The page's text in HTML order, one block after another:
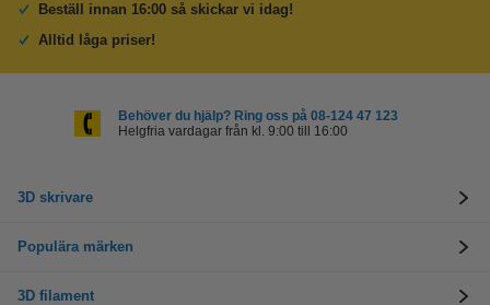
Beställ innan 16:00 så skickar vi idag!
Alltid låga priser!
Behöver du hjälp? Ring oss på 08-124 47 123
Helgfria vardagar från kl. 9:00 till 16:00
3D skrivare
Populära märken
3D filament